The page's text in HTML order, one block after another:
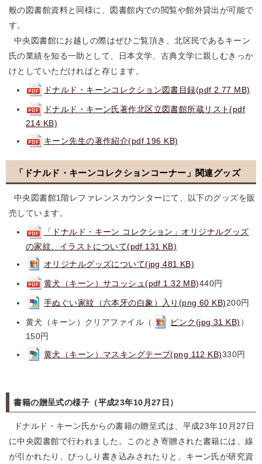
般の図書館資料と同様に、図書館内での閲覧や館外貸出が可能で
す。
中央図書館にお越しの際はぜひご覧頂き、北区民であるキーン
氏の業績を知る一助として、日本文学、古典文学に親しむきっか
けとしていただければと存じます。
ドナルド・キーンコレクション図書目録(pdf 2.77 MB)
ドナルド・キーン氏著作北区立図書館所蔵リスト(pdf
214 KB)
キーン先生の著作紹介(pdf 196 KB)
「ドナルド・キーンコレクションコーナー」関連グッズ
中央図書館1階レファレンスカウンターにて、以下のグッズを販
売しています。
「ドナルド・キーン コレクション」オリジナルグッズ
の家紋、イラストについて(pdf 131 KB)
オリジナルグッズについて(jpg 481 KB)
黄犬（キーン）サコッシュ(pdf 1.32 MB)440円
手ぬぐい家紋（六本牙の白象）入り(png 60 KB)200円
黄犬（キーン）クリアファイル（ ピンク(jpg 31 KB) ）
150円
黄犬（キーン）マスキングテープ(png 112 KB)330円
書籍の贈呈式の様子（平成23年10月27日）
ドナルド・キーン氏からの書籍の贈呈式は、平成23年10月27日
に中央図書館で行われました。このとき寄贈された書籍には、線
が引かれたり、びっしり書き込みされたりと、キーン氏が研究資